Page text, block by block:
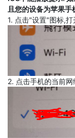
且您的设备为苹果
1. 点击"设置"图标,
2. 点击手机的当前